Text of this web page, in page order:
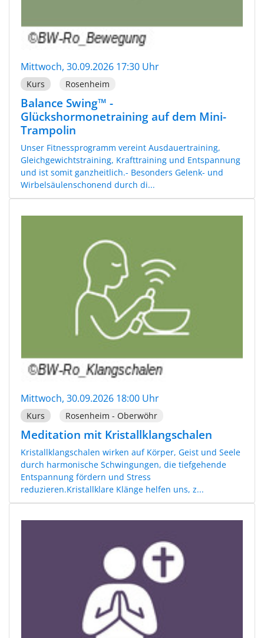
Mittwoch, 30.09.2026 17:30 Uhr
Kurs Rosenheim
Balance Swing™ -
Glückshormonetraining auf dem Mini-
Trampolin
Unser Fitnessprogramm vereint Ausdauertraining,
Gleichgewichtstraining, Krafttraining und Entspannung
und ist somit ganzheitlich.- Besonders Gelenk- und
Wirbelsäulenschonend durch di...
Mittwoch, 30.09.2026 18:00 Uhr
Kurs Rosenheim - Oberwöhr
Meditation mit Kristallklangschalen
Kristallklangschalen wirken auf Körper, Geist und Seele
durch harmonische Schwingungen, die tiefgehende
Entspannung fördern und Stress
reduzieren.Kristallklare Klänge helfen uns, z...